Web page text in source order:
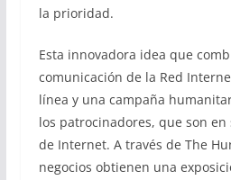
la prioridad.
Esta innovadora idea que
comunicación de la Red
línea y una campaña
los patrocinadores, que son en
de Internet. A través de The
negocios obtienen una